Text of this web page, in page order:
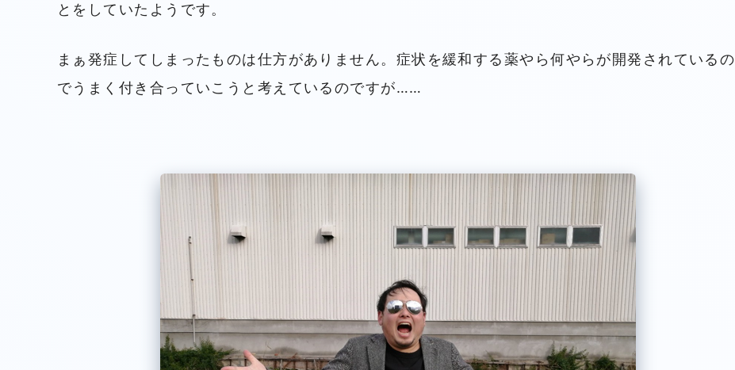
とをしていたようです。
まぁ発症してしまったものは仕方がありません。症状を緩和する薬やら何やらが開発されているの
でうまく付き合っていこうと考えているのですが……